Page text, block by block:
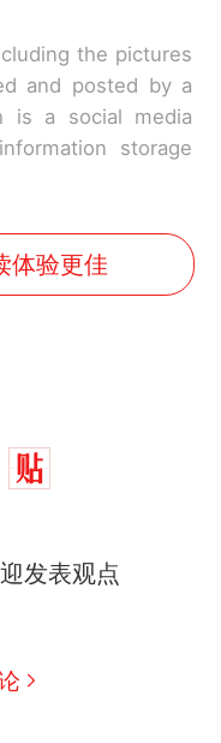
the pictures
and posted by a
is a social media
storage
体验更佳
发表观点
么？
有法定首都的国
次到中国寻根
命中就能让航
力有多强？